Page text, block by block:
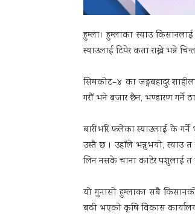
हुम्ला। हुम्लाका स्याउ
स्याउलाई टिपेर कता राख्ने भन्ने
सिमकोट–४ का जङ्गबहादुर
गरौँ भने बजार छैन, भण्डारण गर्ने
बारीभरि फलेका स्याउलाई के गर्ने
उस्तै छ । उहाँले भन्नुभयो, स्याउ त
लिन नसके चाना काटेर पशुलाई त
यो गुनासो हुम्लाका सबै
बढी भएको कृषि विकास